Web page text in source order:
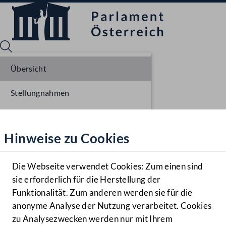
Hilfe
Benutzer
Navigationsmenü öffnen
MENÜ
Hinweise zu Cookies
Die Webseite verwendet Cookies: Zum einen sind
sie erforderlich für die Herstellung der
Funktionalität. Zum anderen werden sie für die
anonyme Analyse der Nutzung verarbeitet. Cookies
zu Analysezwecken werden nur mit Ihrem
Übersicht
Stellungnahmen
Einlangen NR
Ausschussberatungen NR
Plenarberatungen NR
Einlangen BR